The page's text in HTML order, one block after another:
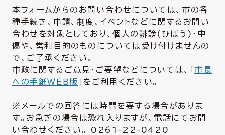
本フォームからのお問い合わせについては、市の各
種手続き、申請、制度、イベントなどに関するお問い
合わせを対象としており、個人の誹謗(ひぼう)・中
傷や、営利目的のものについては受け付けませんの
で、ご了承ください。
市政に関するご意見・ご要望などについては、「市長
への手紙ＷＥＢ版 」をご利用ください。
※メールでの回答には時間を要する場合がありま
す。お急ぎの場合は恐れ入りますが、電話にてお問
い合わせください。 0261-22-0420